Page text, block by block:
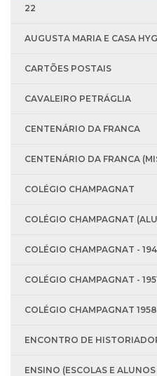
22
AUGUSTA MARIA E CASA
CARTÕES POSTAIS
CAVALEIRO PETRÁGLIA
CENTENÁRIO DA FRANCA
CENTENÁRIO DA FRANCA
COLÉGIO CHAMPAGNAT
COLÉGIO CHAMPAGNAT
COLÉGIO CHAMPAGNAT -
COLÉGIO CHAMPAGNAT -
COLÉGIO CHAMPAGNAT 1958
ENCONTRO DE
ENSINO (ESCOLAS E